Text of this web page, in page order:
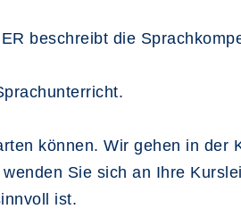
beschreibt die
können. Wir gehen in der
Sie sich an Ihre
ist.